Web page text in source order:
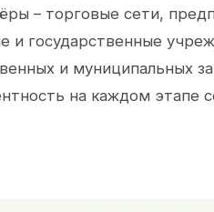
– торговые сети,
и государственные
и муниципальных
на каждом этапе